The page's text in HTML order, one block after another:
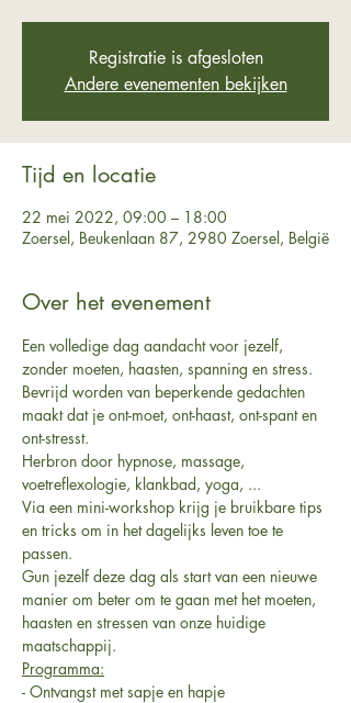
Registratie is afgesloten
Andere evenementen bekijken
Tijd en locatie
22 mei 2022, 09:00 – 18:00
Zoersel, Beukenlaan 87, 2980 Zoersel, België
Over het evenement
Een volledige dag aandacht voor jezelf,
zonder moeten, haasten, spanning en stress.
Bevrijd worden van beperkende gedachten
maakt dat je ont-moet, ont-haast, ont-spant en
ont-stresst.
Herbron door hypnose, massage,
voetreflexologie, klankbad, yoga, ...
Via een mini-workshop krijg je bruikbare tips
en tricks om in het dagelijks leven toe te
passen.
Gun jezelf deze dag als start van een nieuwe
manier om beter om te gaan met het moeten,
haasten en stressen van onze huidige
maatschappij.
Programma:
- Ontvangst met sapje en hapje